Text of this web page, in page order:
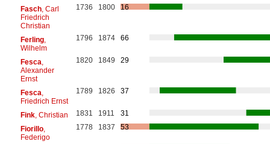
Fasch, Carl
Friedrich
Christian
1736 1800 16
Ferling,
Wilhelm
1796 1874 66
Fesca
Alexander
Ernst
1820 1849 29
Fesca
Friedrich Ernst
1789 1826 37
Fink, Christian 1831 1911
31
Fiorillo,
Federigo
1778 1837 53